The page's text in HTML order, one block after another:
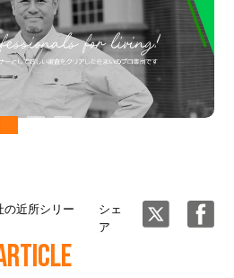
の近所シリー
シェ
ア